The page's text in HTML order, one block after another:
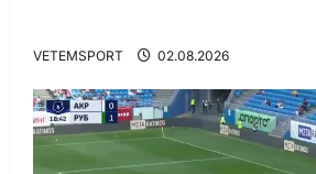
VETEMSPORT 02.08.2026